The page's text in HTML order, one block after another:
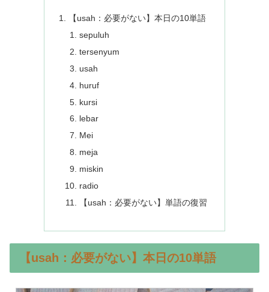
【usah：必要がない】本日の10単語
sepuluh
tersenyum
usah
huruf
kursi
lebar
Mei
meja
miskin
radio
【usah：必要がない】単語の復習
【usah：必要がない】本日の10単語